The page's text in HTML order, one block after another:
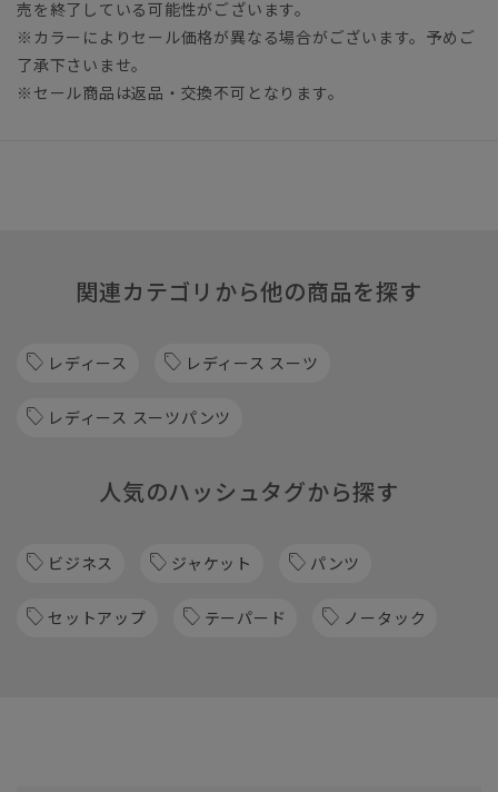
売を終了している可能性がございます。
※カラーによりセール価格が異なる場合がございます。予めご
了承下さいませ。
※セール商品は返品・交換不可となります。
関連カテゴリから他の商品を探す
レディース レディース スーツ
レディース スーツパンツ
人気のハッシュタグから探す
ビジネス ジャケット パンツ
セットアップ テーパード ノータック